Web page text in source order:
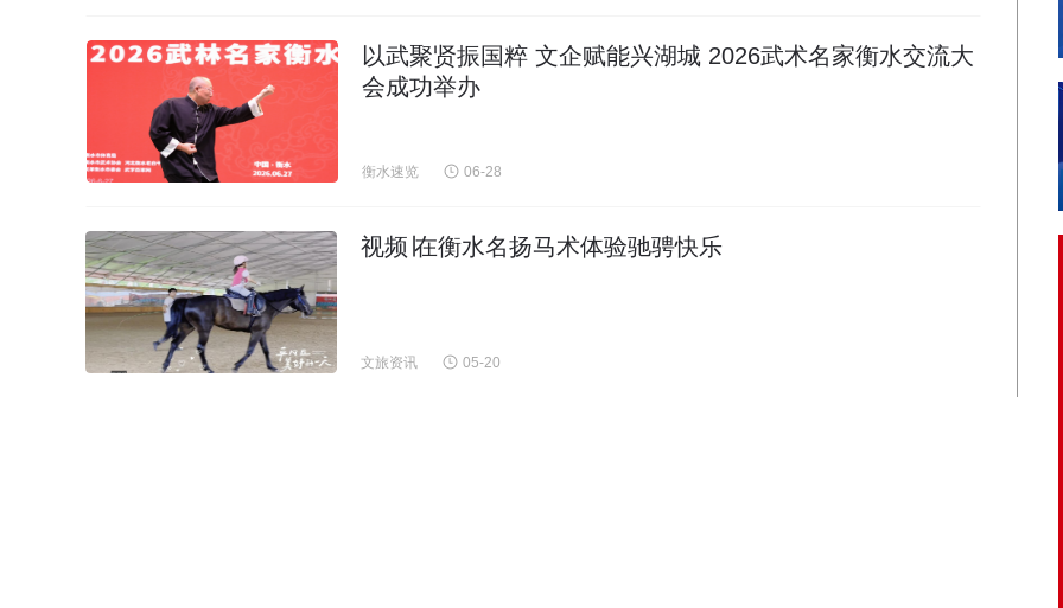
以武聚贤振国粹 文企赋能兴湖城 2026武术名家衡水交流大
会成功举办
衡水速览 06-28
视频∣在衡水名扬马术体验驰骋快乐
文旅资讯 05-20